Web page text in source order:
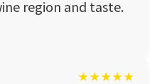
region and taste.
★★★★★